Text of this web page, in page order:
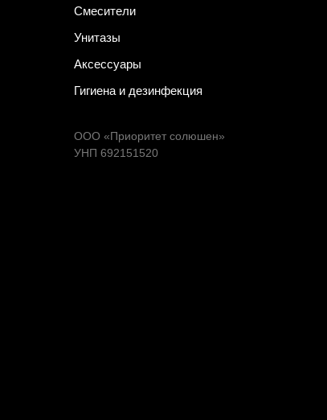
Смесители
Унитазы
Аксессуары
Гигиена и дезинфекция
ООО «Приоритет солюшен»
УНП 692151520